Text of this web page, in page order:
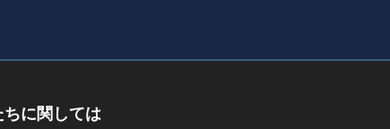
ちに関しては